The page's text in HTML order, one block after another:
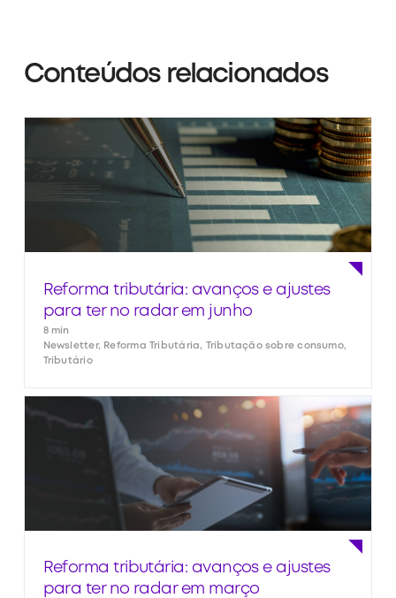
Conteúdos relacionados
Reforma tributária: avanços e ajustes
para ter no radar em junho
8 min
Newsletter, Reforma Tributária, Tributação sobre consumo,
Tributário
Reforma tributária: avanços e ajustes
para ter no radar em março